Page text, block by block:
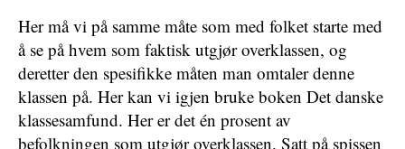
Her må vi på samme måte som med folket starte med
å se på hvem som faktisk utgjør overklassen, og
deretter den spesifikke måten man omtaler denne
klassen på. Her kan vi igjen bruke boken Det danske
klassesamfund. Her er det én prosent av
befolkningen som utgjør overklassen. Satt på spissen